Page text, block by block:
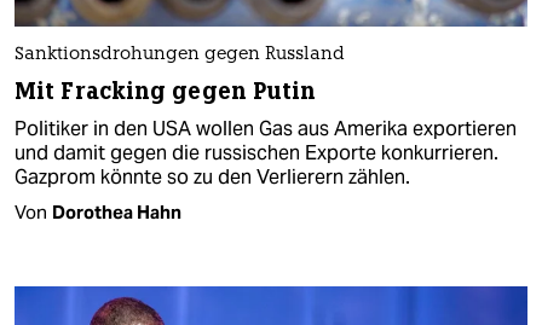
Sanktionsdrohungen gegen Russland
Mit Fracking gegen Putin
Politiker in den USA wollen Gas aus Amerika exportieren
und damit gegen die russischen Exporte konkurrieren.
Gazprom könnte so zu den Verlierern zählen.
Von Dorothea Hahn